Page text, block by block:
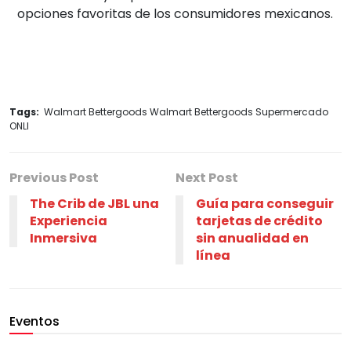
opciones favoritas de los consumidores mexicanos.
Tags: Walmart Bettergoods Walmart Bettergoods Supermercado
ONLI
Previous Post
The Crib de JBL una
Experiencia
Inmersiva
Next Post
Guía para conseguir
tarjetas de crédito
sin anualidad en
línea
Eventos